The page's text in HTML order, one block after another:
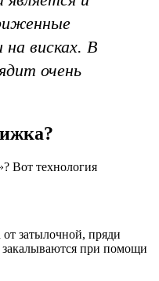
на висках. В
очень
Вот технология
от затылочной, пряди
закалываются при помощи